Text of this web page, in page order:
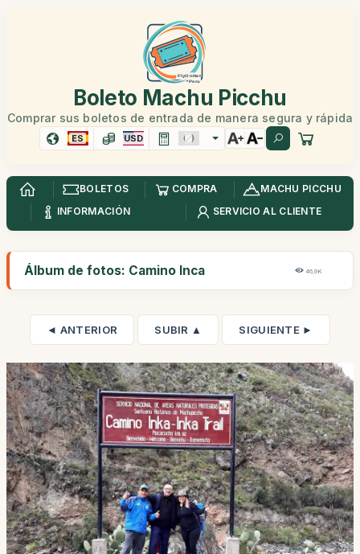
Boleto Machu Picchu
Comprar sus boletos de entrada de manera segura y rápida
ES USD
BOLETOS COMPRA
MACHU PICCHU
INFORMACIÓN
SERVICIO AL CLIENTE
Álbum de fotos: Camino Inca 46,9K
◄ ANTERIOR SUBIR ▲ SIGUIENTE ►